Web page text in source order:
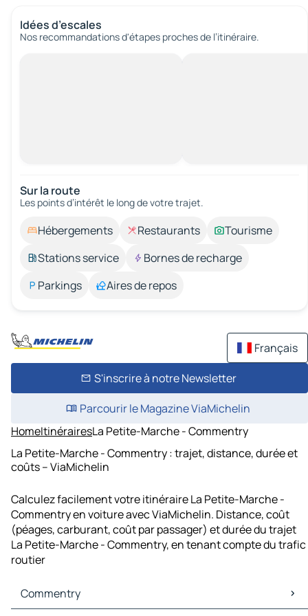
Idées d’escales
Nos recommandations d'étapes proches de l’itinéraire.
Sur la route
Les points d’intérêt le long de votre trajet.
Hébergements Restaurants
Tourisme
Stations service
Bornes de recharge
Parkings
Aires de repos
Français
S'inscrire à notre Newsletter
Parcourir le Magazine ViaMichelin
HomeItinérairesLa Petite-Marche - Commentry
La Petite-Marche - Commentry : trajet, distance, durée et
coûts – ViaMichelin
Calculez facilement votre itinéraire La Petite-Marche -
Commentry en voiture avec ViaMichelin. Distance, coût
(péages, carburant, coût par passager) et durée du trajet
La Petite-Marche - Commentry, en tenant compte du trafic
routier
Commentry